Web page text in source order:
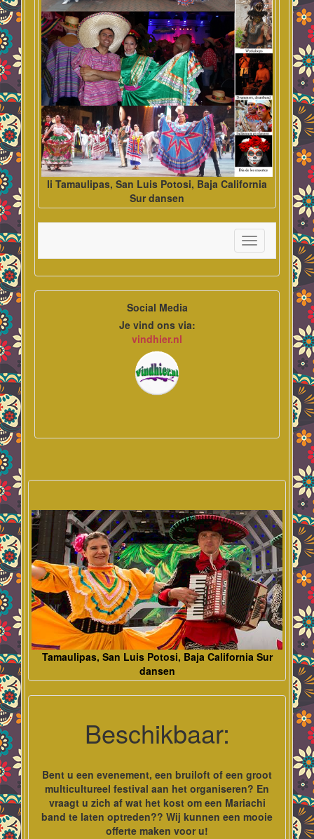
li Tamaulipas, San Luis Potosi, Baja California
Sur dansen
Toggle
navigation
Social Media
Je vind ons via:
vindhier.nl
Tamaulipas, San Luis Potosi, Baja California Sur
dansen
Beschikbaar:
Bent u een evenement, een bruiloft of een groot
multicultureel festival aan het organiseren? En
vraagt u zich af wat het kost om een Mariachi
band te laten optreden?? Wij kunnen een mooie
offerte maken voor u!